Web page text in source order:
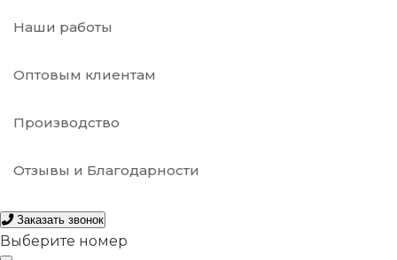
Наши работы
Оптовым клиентам
Производство
Отзывы и Благодарности
Заказать звонок
Выберите номер